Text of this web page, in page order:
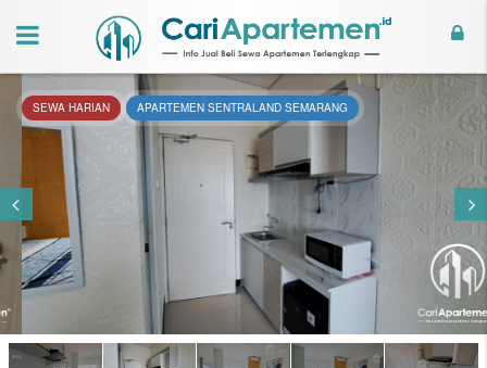
SEWA HARIAN APARTEMEN SENTRALAND SEMARANG